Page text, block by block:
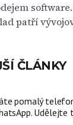
patří
ČLÁNKY
pomalý
Udělejte